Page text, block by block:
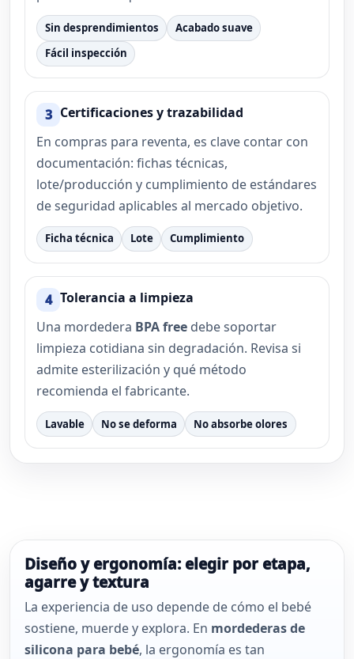
Sin desprendimientos
Acabado suave
Fácil inspección
3 Certificaciones y trazabilidad
En compras para reventa, es clave contar con
documentación: fichas técnicas,
lote/producción y cumplimiento de estándares
de seguridad aplicables al mercado objetivo.
Ficha técnica Lote Cumplimiento
4 Tolerancia a limpieza
Una mordedera BPA free debe soportar
limpieza cotidiana sin degradación. Revisa si
admite esterilización y qué método
recomienda el fabricante.
Lavable No se deforma No absorbe olores
Diseño y ergonomía: elegir por etapa,
agarre y textura
La experiencia de uso depende de cómo el bebé
sostiene, muerde y explora. En mordederas de
silicona para bebé, la ergonomía es tan